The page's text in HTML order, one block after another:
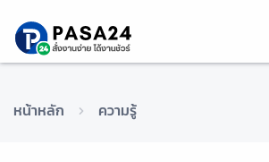
หน้าหลัก ความรู้